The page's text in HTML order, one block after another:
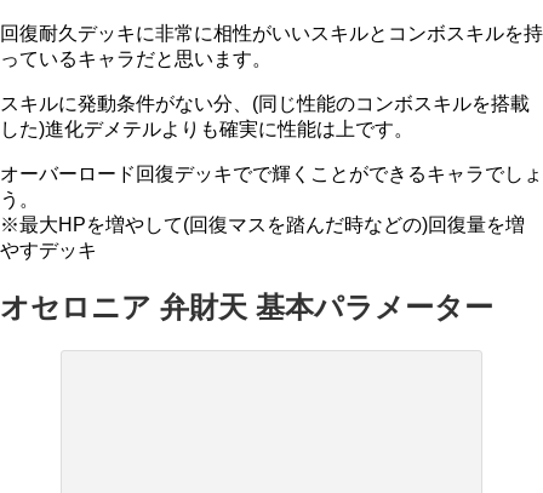
回復耐久デッキに非常に相性がいいスキルとコンボスキルを持
っているキャラだと思います。
スキルに発動条件がない分、(同じ性能のコンボスキルを搭載
した)進化デメテルよりも確実に性能は上です。
オーバーロード回復デッキでで輝くことができるキャラでしょ
う。
※最大HPを増やして(回復マスを踏んだ時などの)回復量を増
やすデッキ
オセロニア 弁財天 基本パラメーター